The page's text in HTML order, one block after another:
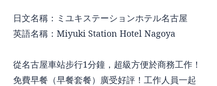
日文名稱：ミユキステーションホテル名古屋
英語名稱：Miyuki Station Hotel Nagoya
從名古屋車站步行1分鐘，超級方便於商務工作！
免費早餐（早餐套餐）廣受好評！工作人員一起